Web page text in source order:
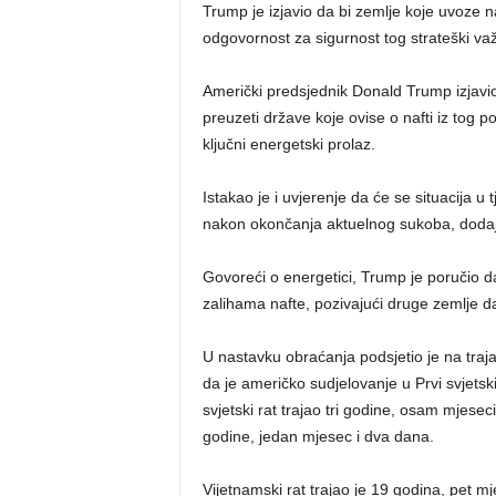
Trump je izjavio da bi zemlje koje uvoze
odgovornost za sigurnost tog strateški
Američki predsjednik Donald Trump
preuzeti države koje ovise o nafti iz tog
ključni energetski prolaz.
Istakao je i uvjerenje da će se situacija u
nakon okončanja aktuelnog sukoba,
Govoreći o energetici, Trump je poručio
zalihama nafte, pozivajući druge zemlje
U nastavku obraćanja podsjetio je na
da je američko sudjelovanje u Prvi
svjetski rat trajao tri godine, osam
godine, jedan mjesec i dva dana.
Vijetnamski rat trajao je 19 godina, pet